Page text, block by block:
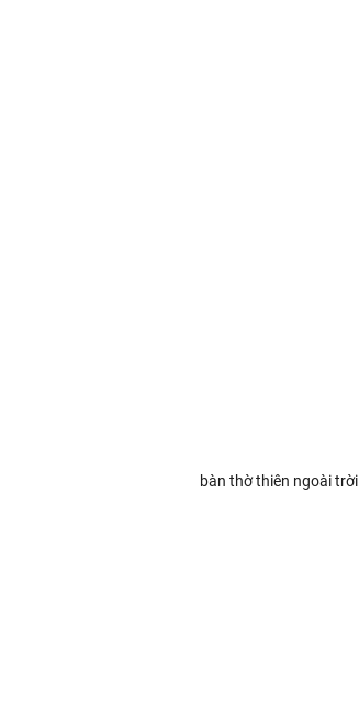
bàn thờ thiên ngoài trời